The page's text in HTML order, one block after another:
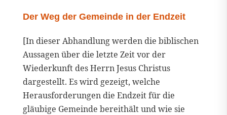
Der Weg der Gemeinde in der Endzeit
[In dieser Abhandlung werden die biblischen
Aussagen über die letzte Zeit vor der
Wiederkunft des Herrn Jesus Christus
dargestellt. Es wird gezeigt, welche
Herausforderungen die Endzeit für die
gläubige Gemeinde bereithält und wie sie